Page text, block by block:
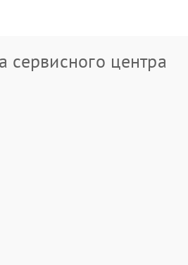
сервисного центра